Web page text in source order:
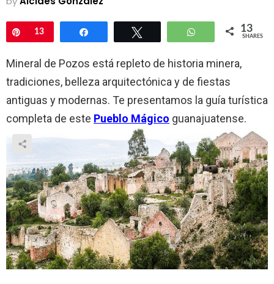
Pin
13 WhatsApp13
SHARES
Mineral de Pozos está repleto de historia minera,
tradiciones, belleza arquitectónica y de fiestas
antiguas y modernas. Te presentamos la guía turística
completa de este Pueblo Mágico guanajuatense.